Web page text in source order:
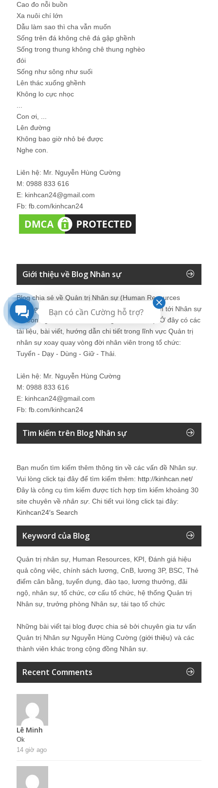
Cao đo nỗi buồn
Xa nuôi chí lớn
Dẫu làm sao thì cha vẫn muốn
Sống trên đá không chê đá gập ghềnh
Sống trong thung không chê thung nghèo
đói
Sống như sông như suối
Lên thác xuống ghềnh
Không lo cực nhọc
...
Con ơi, ...
Lên đường
Không bao giờ nhỏ bé được
Nghe con.
Liên hệ: Mr. Nguyễn Hùng Cường
M: 0988 833 616
E: kinhcan24@gmail.com
Fb: fb.com/kinhcan24
Giới thiệu về Blog Nhân sự
Blog chia sẻ về Quản trị Nhân sự (Human Resources
Management) dành cho những người quan tâm tới Nhân sự
và Con người như CEO, Manager, HRM, HR). Ở đây có các
tài liệu, bài viết, hướng dẫn chi tiết trong lĩnh vực Quản trị
nhân sự xoay quay vòng đời nhân viên trong tổ chức:
Tuyển - Dạy - Dùng - Giữ - Thải.
Liên hệ: Mr. Nguyễn Hùng Cường
M: 0988 833 616
E: kinhcan24@gmail.com
Fb: fb.com/kinhcan24
Tìm kiếm trên Blog Nhân sự
Bạn muốn tìm kiếm thêm thông tin về các vấn đề Nhân sự.
Vui lòng click tại đây để tìm kiếm thêm: http://kinhcan.net/
Đây là công cụ tìm kiếm được tích hợp tìm kiếm khoảng 30
site chuyên về nhân sự. Chi tiết vui lòng click tại đây:
Kinhcan24′s Search
Keyword của Blog
Quản trị nhân sự, Human Resources, KPI, Đánh giá hiệu
quả công việc, chính sách lương, CnB, lương 3P, BSC, Thẻ
điểm cân bằng, tuyển dụng, đào tạo, lương thưởng, đãi
ngộ, nhân sự, tổ chức, cơ cấu tổ chức, hệ thống Quản trị
Nhân sự, trưởng phòng Nhân sự, tái tạo tổ chức
Những bài viết tại blog được chia sẻ bởi chuyên gia tư vấn
Quản trị Nhân sự Nguyễn Hùng Cường (giới thiệu) và các
thành viên khác trong cộng đồng Nhân sự.
Recent Comments
Lê Minh
Ok
14 giờ ago
Bạn có cần Cường hỗ trợ?